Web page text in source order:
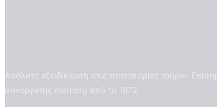
Απόλυτη εξειδίκευση στις ταπετσαρίες τοίχου.
συνεργάτης marburg από το 1972.